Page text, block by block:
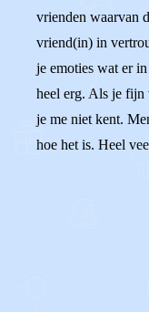
vrienden waarvan
vriend(in) in
je emoties wat er
heel erg. Als je fijn
je me niet kent.
hoe het is. Heel